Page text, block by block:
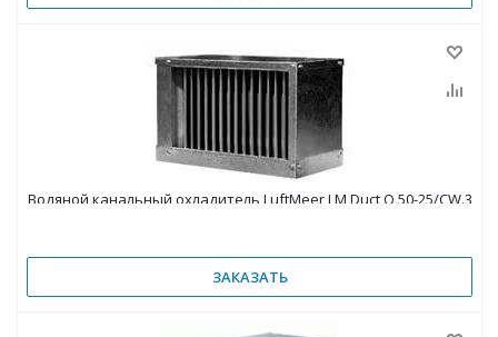
Водяной канальный охладитель LuftMeer LM Duct Q 50-25/CW.3
ЗАКАЗАТЬ